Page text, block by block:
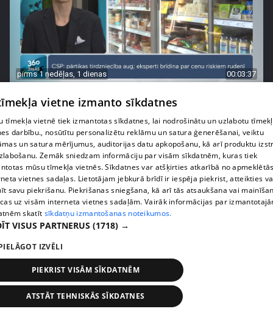
pirms 1 nedēļas, 1 dienas 00:03:37
tiešām samazina kopējo čeku?
408. epizode
Latvijā pirmajā Simulāciju centrā mediķi trenēsies
vietne izmanto sīkdatnes
tīmekļa vietnē tiek izmantotas sīkdatnes, lai nodrošinātu un uzlabotu
darbību., nosūtītu personalizētu reklāmu un satura ģenerēšanai, veiktu
un satura mērījumus, auditorijas datu apkopošanu, kā arī produktu
Zemāk sniedzam informāciju par visām sīkdatnēm, kuras tiek
mūsu tīmekļa vietnēs. Sīkdatnes var atšķirties atkarībā no
vietnes sadaļas. Lietotājam jebkurā brīdī ir iespēja piekrist, atteikties
savu piekrišanu. Piekrišanas sniegšana, kā arī tās atsaukšana vai
uz visām interneta vietnes sadaļām. Vairāk informācijas par
skatīt sīkdatņu izmantošanas noteikumos.
VISUS PARTNERUS (1718) →
IZVĒLI
PIEKRIST VISĀM SĪKDATNĒM
ATSTĀT TEHNISKĀS SĪKDATNES